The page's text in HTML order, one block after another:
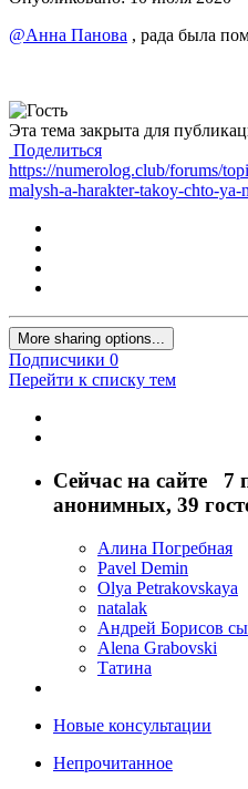
@Анна Панова , рада была
Эта тема закрыта для
Поделиться
https://numerolog.club/forums/
malysh-a-harakter-takoy-chto-ya-
More sharing options...
Подписчики 0
Перейти к списку тем
Сейчас на сайте 7
анонимных, 39
Алина Погребная
Pavel Demin
Olya Petrakovskaya
natalak
Андрей Борисов
Alena Grabovski
Татина
Новые консультации
Непрочитанное